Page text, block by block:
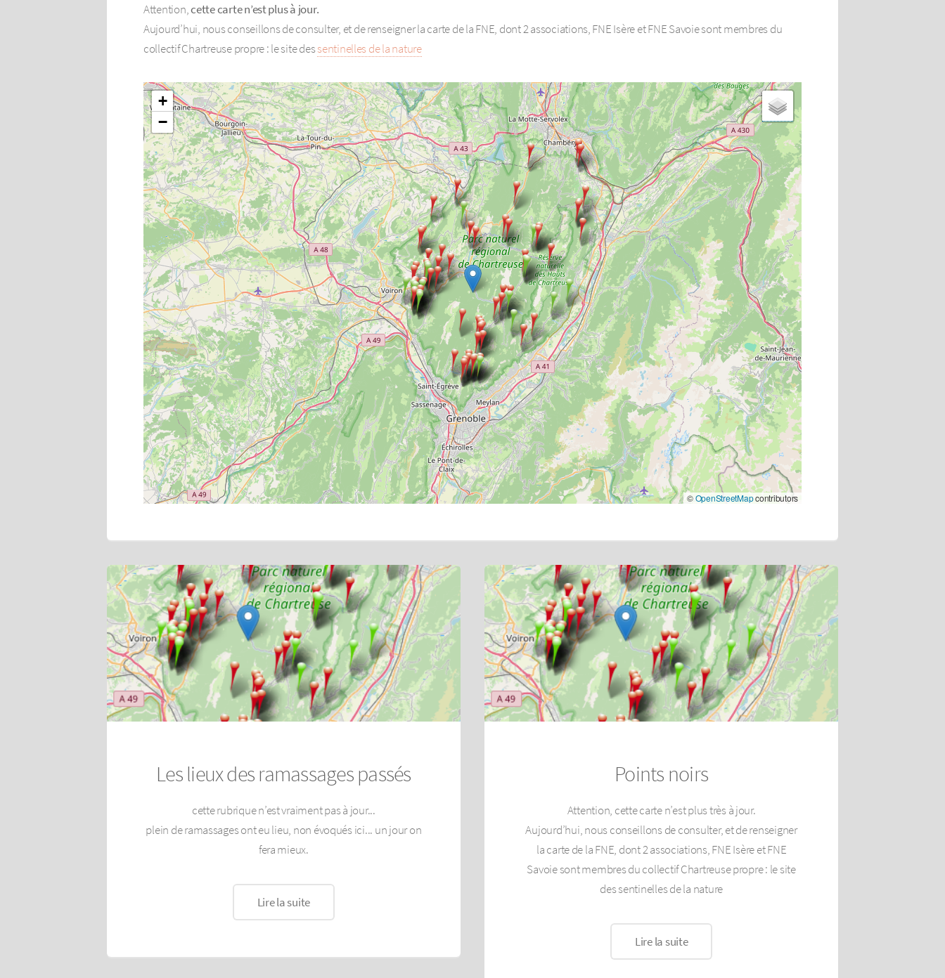
Attention,cette carte n’est plus à jour.
Aujourd’hui, nous conseillons de consulter, et de renseigner la carte de la FNE, dont 2 associations, FNE Isère et FNE Savoie sont membres du
collectif Chartreuse propre : le site dessentinelles de la nature
+
−
©OpenStreetMapcontributors
Les lieux des ramassages passés
cette rubrique n’est vraiment pas à jour...
plein de ramassages ont eu lieu, non évoqués ici... un jour on
fera mieux.
Lire la suite
Points noirs
Attention, cette carte n’est plus très à jour.
Aujourd’hui, nous conseillons de consulter, et de renseigner
la carte de la FNE, dont 2 associations, FNE Isère et FNE
Savoie sont membres du collectif Chartreuse propre : le site
des sentinelles de la nature
Lire la suite